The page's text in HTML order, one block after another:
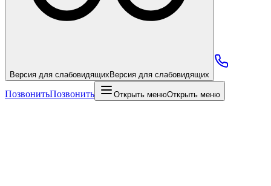
Версия для слабовидящих Версия для слабовидящих
ПозвонитьПозвонить Открыть менюОткрыть меню